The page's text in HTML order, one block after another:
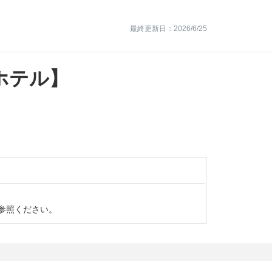
最終更新日：2026/6/25
ル】
ください。